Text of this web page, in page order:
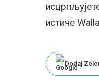
истиче
Dodaj